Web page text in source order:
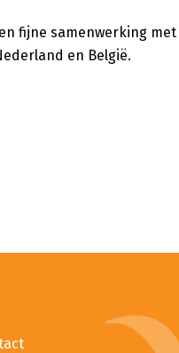
fijne samenwerking
en België.